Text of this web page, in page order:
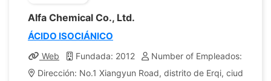
Alfa Chemical Co., Ltd.
ÁCIDO ISOCIÁNICO
Web Fundada: 2012
Number of Empleados: 200
Dirección: No.1 Xiangyun Road, distrito de Erqi, ciudad de